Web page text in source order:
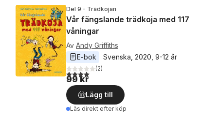
Del 9 - Trädkojan
Vår fängslande trädkoja med 117
våningar
Av Andy Griffiths
E-bok
Svenska 2020 9-12 år
4,0utav 5 stjärnor. Totalt antal röster:
(2)
99 kr
Lägg till
Läs direkt efter köp